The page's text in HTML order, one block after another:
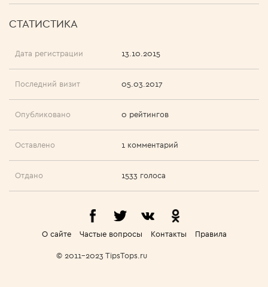
СТАТИСТИКА
Дата регистрации 13.10.2015
Последний визит 05.03.2017
Опубликовано 0 рейтингов
Оставлено 1 комментарий
Отдано 1533 голоса
О сайте Частые вопросы Контакты Правила
© 2011-2023 TipsTops.ru